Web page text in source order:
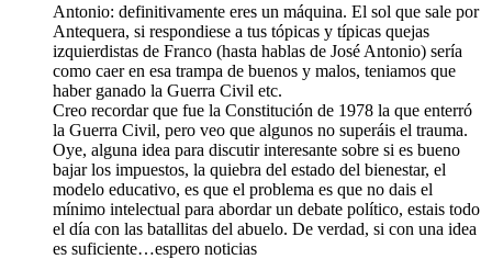
Antonio: definitivamente eres un máquina. El sol que sale por
Antequera, si respondiese a tus tópicas y típicas quejas
izquierdistas de Franco (hasta hablas de José Antonio) sería
como caer en esa trampa de buenos y malos, teniamos que
haber ganado la Guerra Civil etc.
Creo recordar que fue la Constitución de 1978 la que enterró
la Guerra Civil, pero veo que algunos no superáis el trauma.
Oye, alguna idea para discutir interesante sobre si es bueno
bajar los impuestos, la quiebra del estado del bienestar, el
modelo educativo, es que el problema es que no dais el
mínimo intelectual para abordar un debate político, estais todo
el día con las batallitas del abuelo. De verdad, si con una idea
es suficiente…espero noticias